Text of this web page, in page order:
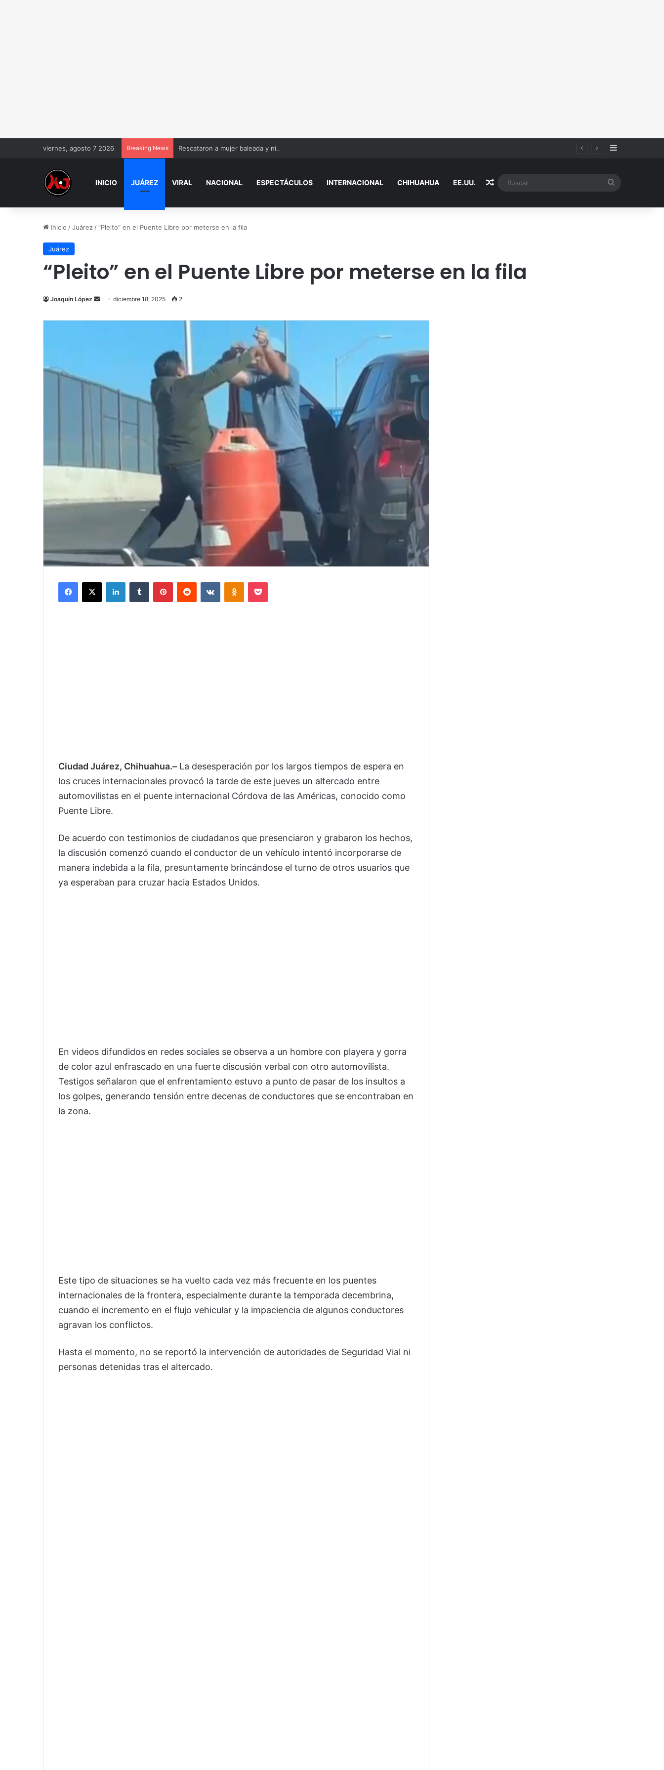
viernes, agosto 7 2026 Breaking News Rescataron a mujer baleada y niños Sidebar
INICIO JUÁREZ VIRAL NACIONAL ESPECTÁCULOS INTERNACIONAL CHIHUAHUA EE.UU. Random Article
Inicio /Juárez /“Pleito” en el Puente Libre por meterse en la fila
Juárez
“Pleito” en el Puente Libre por meterse en la fila
Joaquín López
Send
email
diciembre 18, 2025 2
Facebook
X LinkedInTumblr PinterestReddit VKontakteOdnoklassniki
Pocket
Ciudad Juárez, Chihuahua.– La desesperación por los largos tiempos de espera en
los cruces internacionales provocó la tarde de este jueves un altercado entre
automovilistas en el puente internacional Córdova de las Américas, conocido como
Puente Libre.
De acuerdo con testimonios de ciudadanos que presenciaron y grabaron los hechos,
la discusión comenzó cuando el conductor de un vehículo intentó incorporarse de
manera indebida a la fila, presuntamente brincándose el turno de otros usuarios que
ya esperaban para cruzar hacia Estados Unidos.
En videos difundidos en redes sociales se observa a un hombre con playera y gorra
de color azul enfrascado en una fuerte discusión verbal con otro automovilista.
Testigos señalaron que el enfrentamiento estuvo a punto de pasar de los insultos a
los golpes, generando tensión entre decenas de conductores que se encontraban en
la zona.
Este tipo de situaciones se ha vuelto cada vez más frecuente en los puentes
internacionales de la frontera, especialmente durante la temporada decembrina,
cuando el incremento en el flujo vehicular y la impaciencia de algunos conductores
agravan los conflictos.
Hasta el momento, no se reportó la intervención de autoridades de Seguridad Vial ni
personas detenidas tras el altercado.